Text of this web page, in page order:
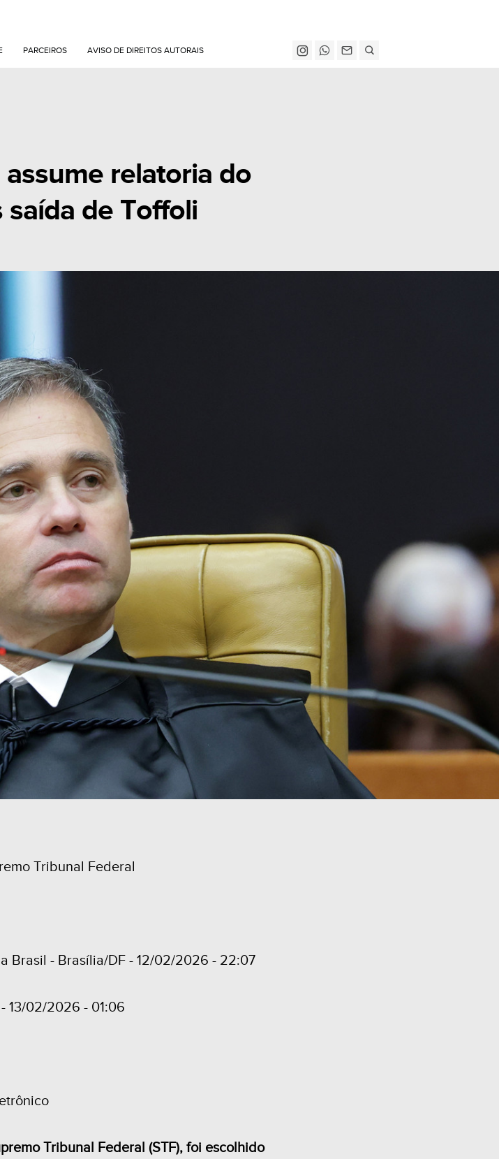
PARCEIROS AVISO DE DIREITOS AUTORAIS
relatoria do
saída de Toffoli
Tribunal Federal
Brasil - Brasília/DF - 12/02/2026 - 22:07
13/02/2026 - 01:06
Tribunal Federal (STF), foi escolhido